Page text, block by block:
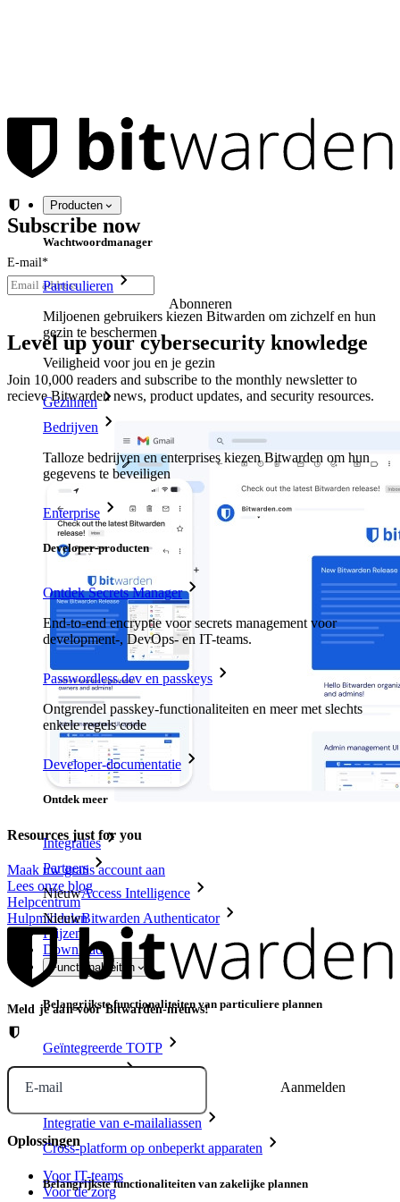
Producten
Wachtwoordmanager
Particulieren
Miljoenen gebruikers kiezen Bitwarden om zichzelf en hun
gezin te beschermen
Veiligheid voor jou en je gezin
Gezinnen
Bedrijven
Talloze bedrijven en enterprises kiezen Bitwarden om hun
gegevens te beveiligen
Enterprise
Developer-producten
Ontdek Secrets Manager
End-to-end encryptie voor secrets management voor
development-, DevOps- en IT-teams.
Passwordless.dev en passkeys
Ontgrendel passkey-functionaliteiten en meer met slechts
enkele regels code
Developer-documentatie
Ontdek meer
Integraties
Partners
NieuwAccess Intelligence
NieuwBitwarden Authenticator
Prijzen
Downloads
Functionaliteiten
Belangrijkste functionaliteiten van particuliere plannen
Geïntegreerde TOTP
Noodtoegang
Integratie van e-mailaliassen
Cross-platform op onbeperkt apparaten
Belangrijkste functionaliteiten van zakelijke plannen
Subscribe now
E-mail*
Level up your cybersecurity knowledge
Join 10,000 readers and subscribe to the monthly newsletter to
recieve Bitwarden news, product updates, and security resources.
Resources just for you
Maak uw gratis account aan
Lees onze blog
Helpcentrum
Hulpmiddelen
Meld je aan voor Bitwarden-nieuws!
E-mail
Oplossingen
Voor IT-teams
Voor de zorg